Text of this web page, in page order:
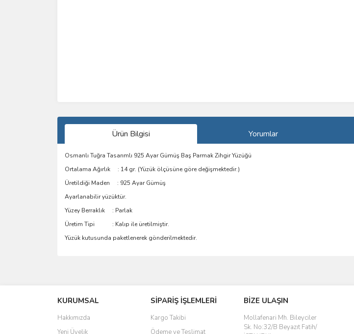
Ürün Bilgisi Yorumlar
Osmanlı Tuğra Tasarımlı 925 Ayar Gümüş Baş Parmak Zihgir Yüzüğü
Ortalama Ağırlık : 14 gr. (Yüzük ölçüsüne göre değişmektedir.)
Üretildiği Maden : 925 Ayar Gümüş
Ayarlanabilir yüzüktür.
Yüzey Berraklık : Parlak
Üretim Tipi : Kalıp ile üretilmiştir.
Yüzük kutusunda paketlenerek gönderilmektedir.
Ürün resmi kalitesiz, bozuk veya görüntülenemiyor.
Ürün açıklamasında eksik bilgiler bulunuyor.
Ürün bilgilerinde hatalar bulunuyor.
KURUMSAL
Hakkımızda
Yeni Üyelik
SİPARİŞ İŞLEMLERİ
Kargo Takibi
Ödeme ve Teslimat
BİZE ULAŞIN
Mollafenari Mh. Bileyciler
Sk. No:32/B Beyazıt Fatih/